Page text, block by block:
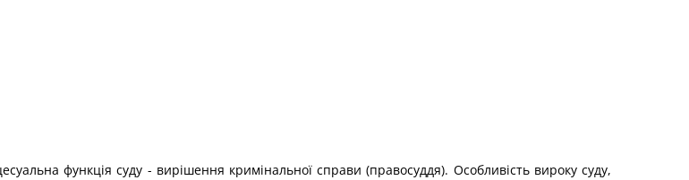
функція суду - вирішення кримінальної справи (правосуддя). Особливість вироку суду,